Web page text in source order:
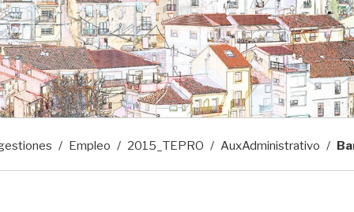
Empleo 2015_TEPRO AuxAdministrativo